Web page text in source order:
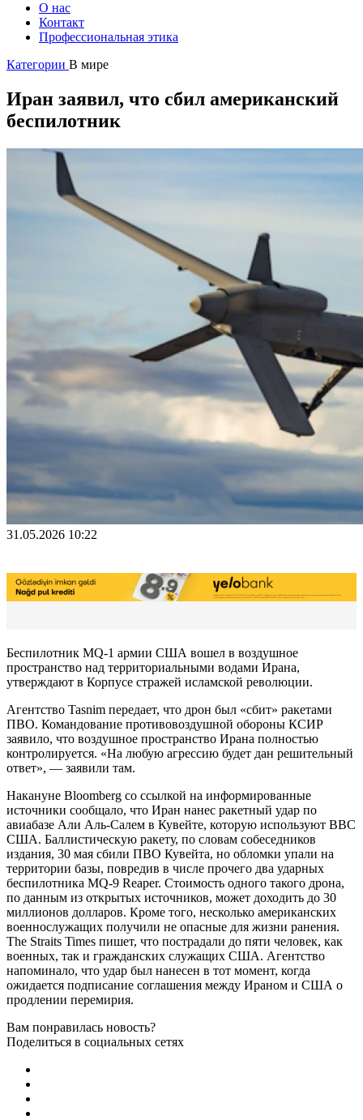
О нас
Контакт
Профессиональная этика
Категории В мире
Иран заявил, что сбил американский
беспилотник
31.05.2026 10:22
Беспилотник MQ-1 армии США вошел в воздушное
пространство над территориальными водами Ирана,
утверждают в Корпусе стражей исламской революции.
Агентство Tasnim передает, что дрон был «сбит» ракетами
ПВО. Командование противовоздушной обороны КСИР
заявило, что воздушное пространство Ирана полностью
контролируется. «На любую агрессию будет дан решительный
ответ», — заявили там.
Накануне Bloomberg со ссылкой на информированные
источники сообщало, что Иран нанес ракетный удар по
авиабазе Али Аль-Салем в Кувейте, которую используют ВВС
США. Баллистическую ракету, по словам собеседников
издания, 30 мая сбили ПВО Кувейта, но обломки упали на
территории базы, повредив в числе прочего два ударных
беспилотника MQ-9 Reaper. Стоимость одного такого дрона,
по данным из открытых источников, может доходить до 30
миллионов долларов. Кроме того, несколько американских
военнослужащих получили не опасные для жизни ранения.
The Straits Times пишет, что пострадали до пяти человек, как
военных, так и гражданских служащих США. Агентство
напоминало, что удар был нанесен в тот момент, когда
ожидается подписание соглашения между Ираном и США о
продлении перемирия.
Вам понравилась новость?
Поделиться в социальных сетях